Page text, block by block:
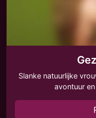
Slanke natuurlijke
avontuur